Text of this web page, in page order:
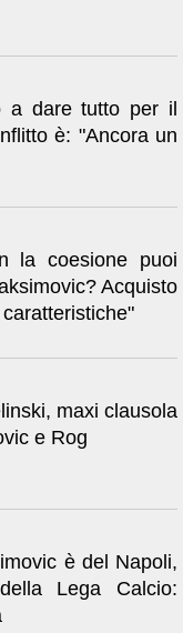
a dare tutto per il
è: "Ancora un
la coesione puoi
Acquisto
maxi clausola
e Rog
è del Napoli,
Lega Calcio: